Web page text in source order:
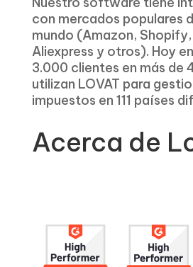
con mercados populares
mundo (Amazon,
Aliexpress y otros). Hoy
3.000 clientes en más de
utilizan LOVAT para
impuestos en 111 países
Acerca de